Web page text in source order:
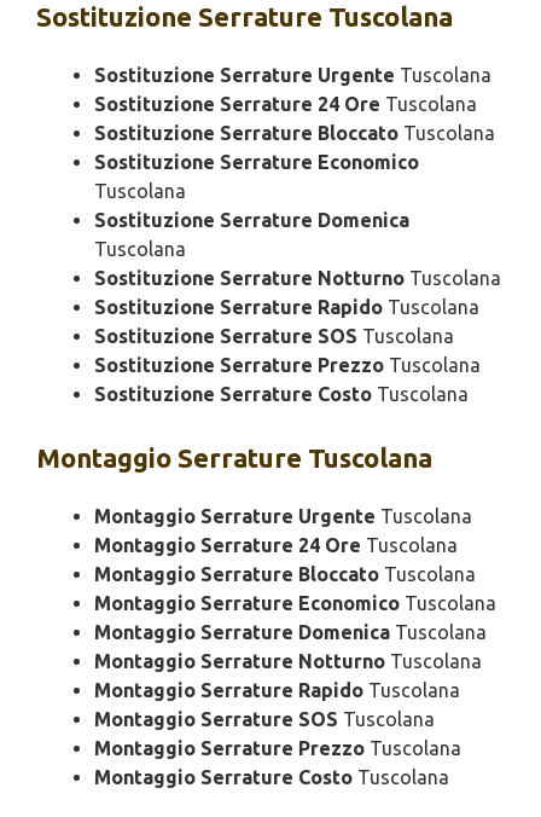
Sostituzione Serrature Tuscolana
Sostituzione Serrature Urgente Tuscolana
Sostituzione Serrature 24 Ore Tuscolana
Sostituzione Serrature Bloccato Tuscolana
Sostituzione Serrature Economico
Tuscolana
Sostituzione Serrature Domenica
Tuscolana
Sostituzione Serrature Notturno Tuscolana
Sostituzione Serrature Rapido Tuscolana
Sostituzione Serrature SOS Tuscolana
Sostituzione Serrature Prezzo Tuscolana
Sostituzione Serrature Costo Tuscolana
Montaggio Serrature Tuscolana
Montaggio Serrature Urgente Tuscolana
Montaggio Serrature 24 Ore Tuscolana
Montaggio Serrature Bloccato Tuscolana
Montaggio Serrature Economico Tuscolana
Montaggio Serrature Domenica Tuscolana
Montaggio Serrature Notturno Tuscolana
Montaggio Serrature Rapido Tuscolana
Montaggio Serrature SOS Tuscolana
Montaggio Serrature Prezzo Tuscolana
Montaggio Serrature Costo Tuscolana